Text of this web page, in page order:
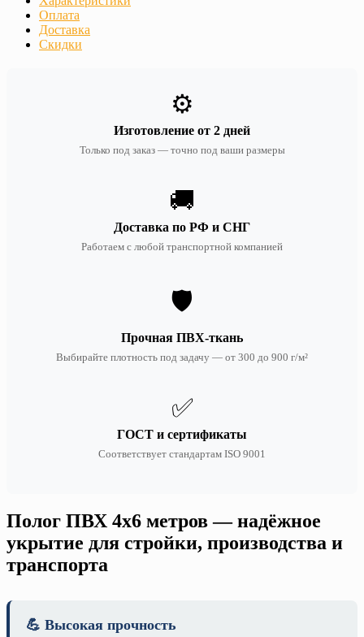
Оплата
Доставка
Скидки
⚙️
Изготовление от 2 дней
Только под заказ — точно под ваши размеры
🚚
Доставка по РФ и СНГ
Работаем с любой транспортной компанией
🛡️
Прочная ПВХ-ткань
Выбирайте плотность под задачу — от 300 до 900 г/м²
✅
ГОСТ и сертификаты
Соответствует стандартам ISO 9001
Полог ПВХ 4х6 метров — надёжное
укрытие для стройки, производства и
транспорта
💪 Высокая прочность